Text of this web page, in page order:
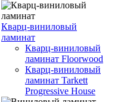
Кварц-виниловый
ламинат
Кварц-виниловый
ламинат Floorwood
Кварц-виниловый
ламинат Tarkett
Progressive House